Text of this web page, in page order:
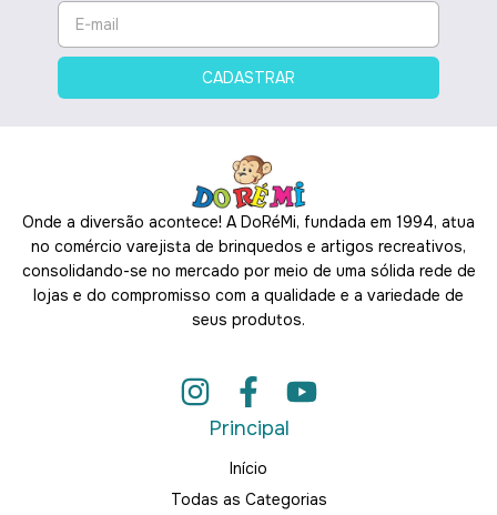
Onde a diversão acontece! A DoRéMi, fundada em 1994, atua
no comércio varejista de brinquedos e artigos recreativos,
consolidando-se no mercado por meio de uma sólida rede de
lojas e do compromisso com a qualidade e a variedade de
seus produtos.
Principal
Início
Todas as Categorias